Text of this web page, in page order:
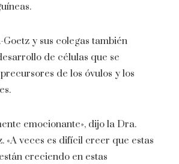
y sus colegas también
de células que se
de los óvulos y los
emocionante», dijo la Dra.
«A veces es difícil creer que estas
creciendo en estas